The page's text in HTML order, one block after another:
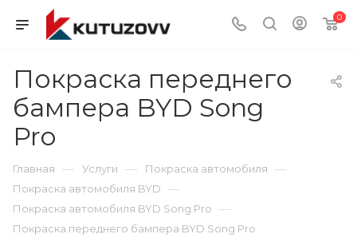
0
Покраска переднего
бампера BYD Song
Pro
Главная — Услуги — Покраска автомобиля —
Покраска автомобиля BYD —
Покраска автомобиля BYD Song Pro —
Покраска переднего бампера BYD Song Pro